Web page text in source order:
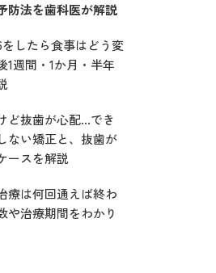
防法を歯科医が解説
したら食事はどう変
1週間・1か月・半年
ど抜歯が心配…でき
ない矯正と、抜歯が
ースを解説
療は何回通えば終わ
や治療期間をわかり